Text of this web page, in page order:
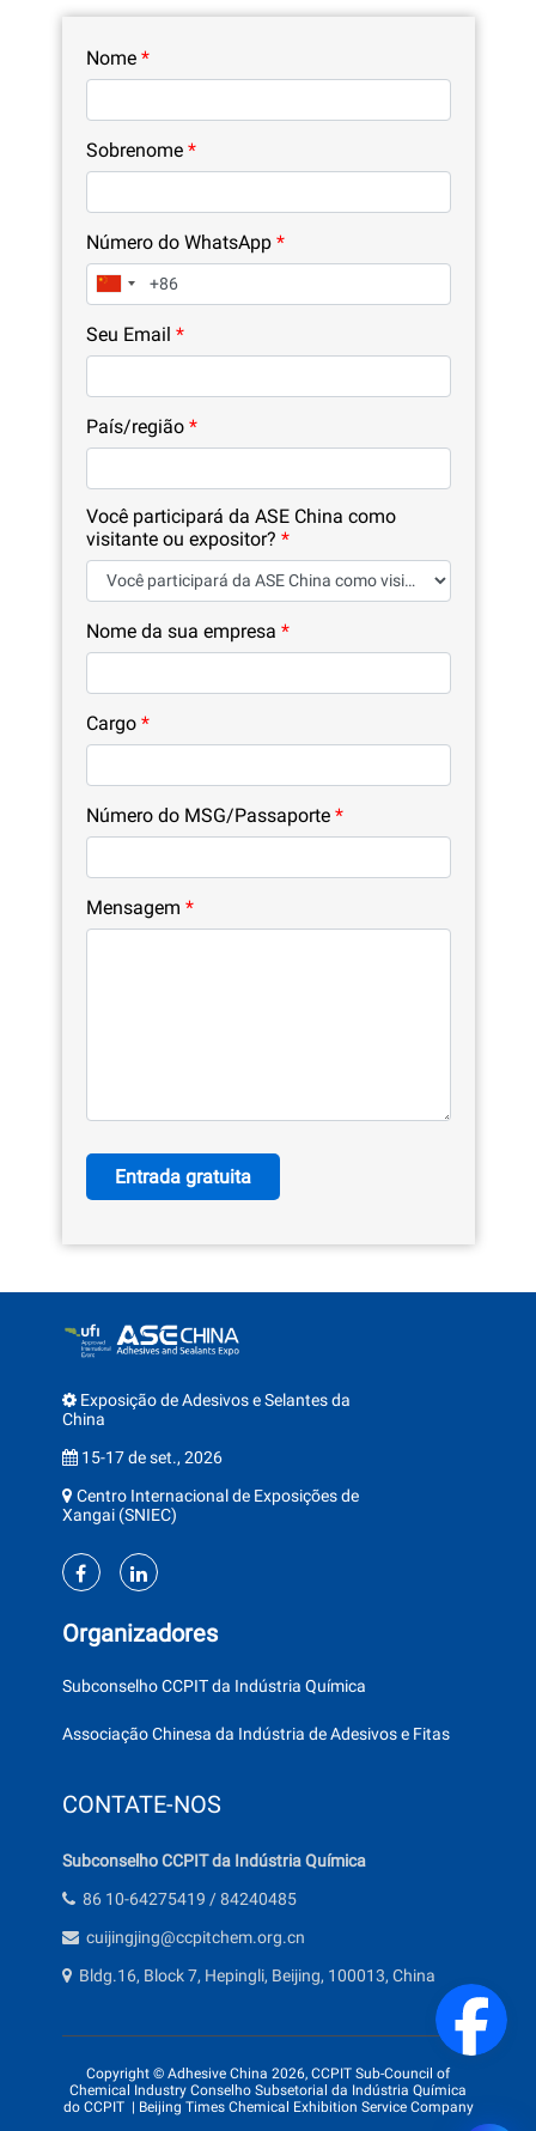
Nome *
Sobrenome *
Número do WhatsApp *
Seu Email *
País/região *
Você participará da ASE China como
visitante ou expositor? *
Nome da sua empresa *
Cargo *
Número do MSG/Passaporte *
Mensagem *
Entrada gratuita
Exposição de Adesivos e Selantes da
China
15-17 de set., 2026
Centro Internacional de Exposições de
Xangai (SNIEC)
Organizadores
Subconselho CCPIT da Indústria Química
Associação Chinesa da Indústria de Adesivos e Fitas
CONTATE-NOS
Subconselho CCPIT da Indústria Química
86 10-64275419 / 84240485
cuijingjing@ccpitchem.org.cn
Bldg.16, Block 7, Hepingli, Beijing, 100013, China
Copyright © Adhesive China 2026, CCPIT Sub-Council of
Chemical Industry Conselho Subsetorial da Indústria Química
do CCPIT | Beijing Times Chemical Exhibition Service Company